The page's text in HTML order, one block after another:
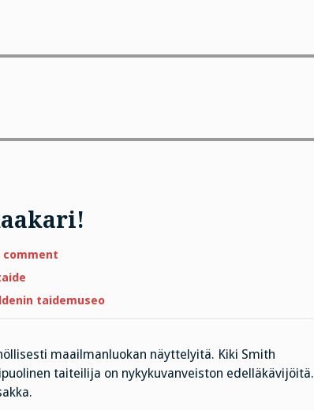
commenton
taidemuseo
maailmanluokan näyttelyitä. Kiki Smith
taiteilija on nykykuvanveiston edelläkävijöitä.